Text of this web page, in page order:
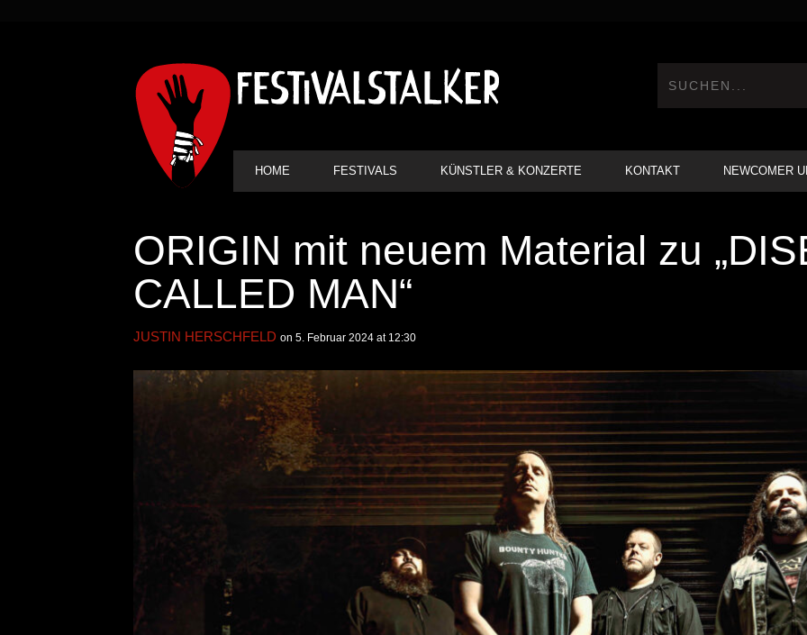
HAUPT-
NAVIGATION
HOME FESTIVALS KÜNSTLER & KONZERTE KONTAKT NEWCOMER
ORIGIN mit neuem Material zu
CALLED MAN“
JUSTIN HERSCHFELD on 5. Februar 2024 at 12:30